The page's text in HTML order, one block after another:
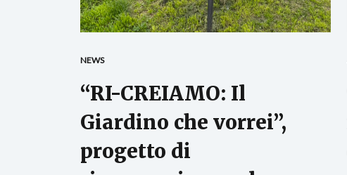
NEWS
“RI-CREIAMO: Il
Giardino che vorrei”,
progetto di